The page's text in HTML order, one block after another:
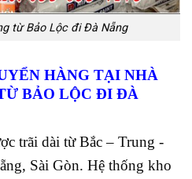
từ Bảo Lộc đi Đà Nẵng
HÀNG TẠI NHÀ
BẢO LỘC ĐI ĐÀ
trãi dài từ Bắc – Trung -
Sài Gòn. Hệ thống kho